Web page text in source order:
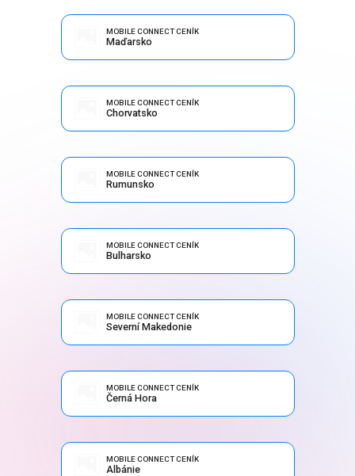
MOBILE CONNECT CENÍK
Maďarsko
MOBILE CONNECT CENÍK
Chorvatsko
MOBILE CONNECT CENÍK
Rumunsko
MOBILE CONNECT CENÍK
Bulharsko
MOBILE CONNECT CENÍK
Severní Makedonie
MOBILE CONNECT CENÍK
Černá Hora
MOBILE CONNECT CENÍK
Albánie